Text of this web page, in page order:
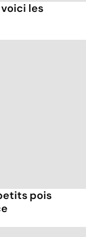
les
pois